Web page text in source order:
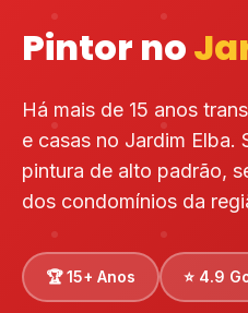
Pintor no
Há mais de 15 anos
e casas no Jardim Elba.
pintura de alto padrão,
dos condomínios da
🏆 15+ Anos ⭐ 4.9